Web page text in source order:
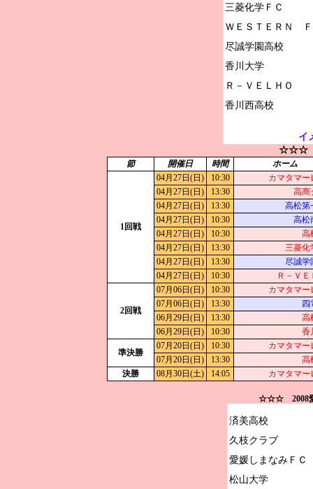
三菱化学ＦＣ
ＷＥＳＴＥＲＮ　
尽誠学園高校
香川大学
Ｒ－ＶＥＬＨＯ
イ
☆☆☆
節 開催日 時間 ホーム
1回戦
04月27日(日) 10:30
カマタマー
04月27日(日)
13:30
高商
04月27日(日)
13:30
高松第
04月27日(日)
10:30
高松
04月27日(日)
10:30
高
04月27日(日)
13:30
三菱化
04月27日(日)
13:30
尽誠学
04月27日(日)
10:30 Ｒ－ＶＥ
2回戦
07月06日(日) 10:30
カマタマー
07月06日(日)
13:30
四
06月29日(日)
13:30
高
06月29日(日)
10:30 香
準決勝
07月20日(日) 10:30
カマタマー
07月20日(日)
13:30
高
決勝
08月30日(土) 14:05 カマタマー
☆☆☆ 2008
済美高校
久枝クラブ
愛媛しまなみＦＣ
松山大学